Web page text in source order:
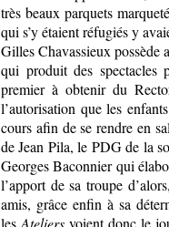
très beaux parquets
qui s’y étaient réfugiés y
Gilles Chavassieux possède
qui produit des spectacles
premier à obtenir du
l’autorisation que les
cours afin de se rendre en
de Jean Pila, le PDG de la
Georges Baconnier qui
l’apport de sa troupe
amis, grâce enfin à sa
les Ateliers voient donc le